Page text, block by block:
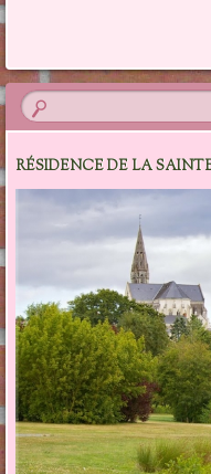
RÉSIDENCE DE LA